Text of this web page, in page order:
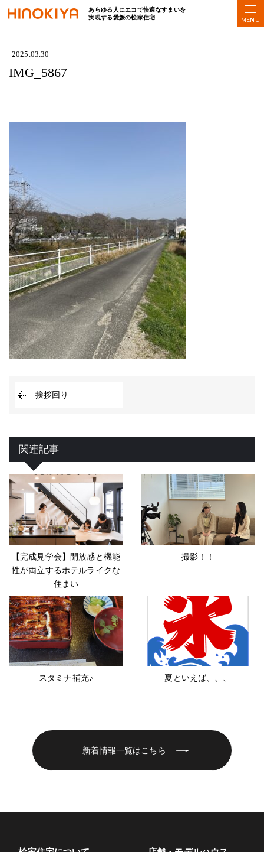
あらゆる人にエコで快適なすまいを
実現する愛媛の桧家住宅
2025.03.30
IMG_5867
挨拶回り
関連記事
【完成見学会】開放感と機能
性が両立するホテルライクな
住まい
撮影！！
スタミナ補充♪ 夏といえば、、、
新着情報一覧はこちら